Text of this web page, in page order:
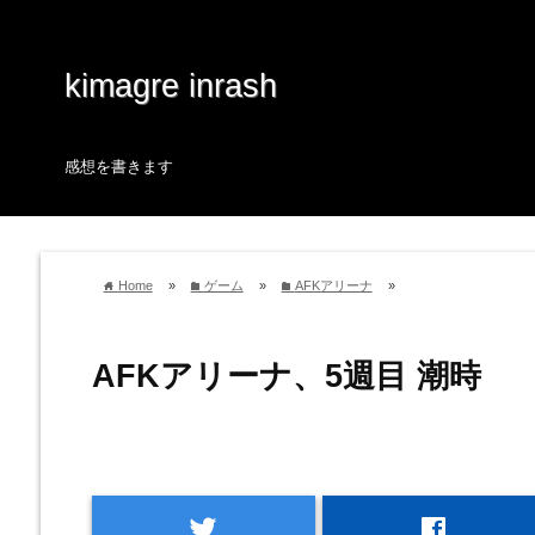
kimagre inrash
感想を書きます
home Home » folder ゲーム » folder AFKアリーナ »
AFKアリーナ、5週目 潮時